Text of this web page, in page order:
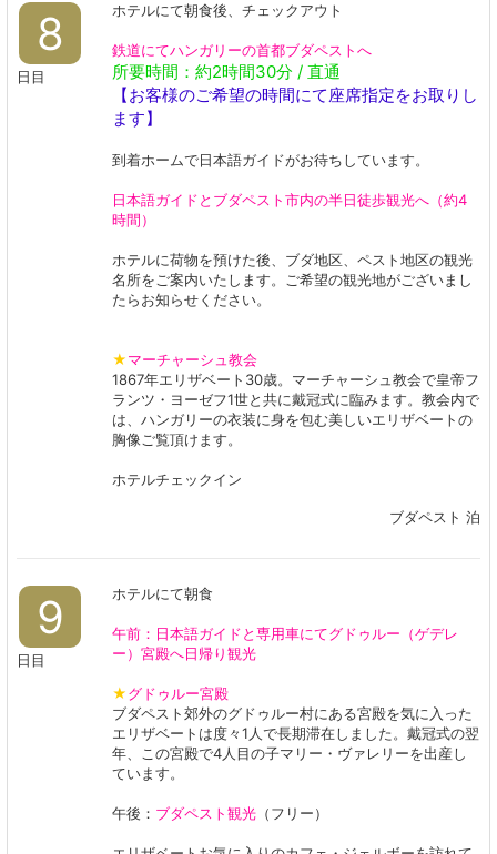
8
日目
ホテルにて朝食後、チェックアウト
鉄道にてハンガリーの首都ブダペストへ
所要時間：約2時間30分 / 直通
【お客様のご希望の時間にて座席指定をお取りし
ます】
到着ホームで日本語ガイドがお待ちしています。
日本語ガイドとブダペスト市内の半日徒歩観光へ（約4
時間）
ホテルに荷物を預けた後、ブダ地区、ペスト地区の観光
名所をご案内いたします。ご希望の観光地がございまし
たらお知らせください。
★マーチャーシュ教会
1867年エリザベート30歳。マーチャーシュ教会で皇帝フ
ランツ・ヨーゼフ1世と共に戴冠式に臨みます。教会内で
は、ハンガリーの衣装に身を包む美しいエリザベートの
胸像ご覧頂けます。
ホテルチェックイン​​​​​​​
ブダペスト 泊
9
日目
ホテルにて朝食
午前： 日本語ガイドと専用車にてグドゥルー（ゲデレ
ー）宮殿へ日帰り観光
★グドゥルー宮殿
ブダペスト郊外のグドゥルー村にある宮殿を気に入った
エリザベートは度々1人で長期滞在しました。戴冠式の翌
年、この宮殿で4人目の子マリー・ヴァレリーを出産し
ています。
午後： ブダペスト観光 （フリー）